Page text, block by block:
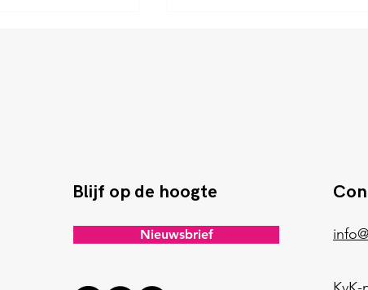
Blijf op de hoogte
Nieuwsbrief